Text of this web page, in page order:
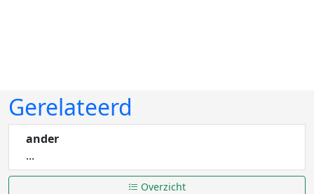
Gerelateerd
ander
...
Overzicht